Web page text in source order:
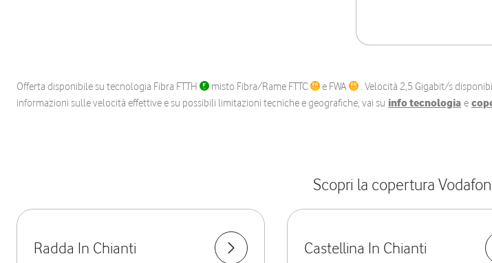
Offerta disponibile su tecnologia Fibra FTTH misto Fibra/Rame FTTC e FWA . Velocità 2,5 Gigabit/s
informazioni sulle velocità effettive e su possibili limitazioni tecniche e geografiche, vai su info tecnologia e
Scopri la copertura
Radda In Chianti Castellina In Chianti